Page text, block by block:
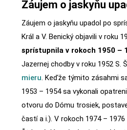
Záujem o jaskyňu
Záujem o jaskyňu upadol po
Král a V. Benický objavili v roku
sprístupnila v rokoch 1950 –
Jazernej chodby v roku 1952 S.
mieru. Keďže týmito zásahmi
1953 – 1954 sa vykonali
otvoru do Dómu trosiek,
častí a i.). V rokoch 1974 –